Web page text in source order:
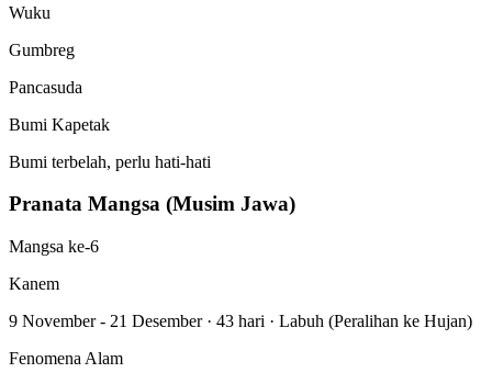
Wuku
Gumbreg
Pancasuda
Bumi Kapetak
Bumi terbelah, perlu hati-hati
Pranata Mangsa (Musim Jawa)
Mangsa ke-6
Kanem
9 November - 21 Desember · 43 hari · Labuh (Peralihan ke Hujan)
Fenomena Alam